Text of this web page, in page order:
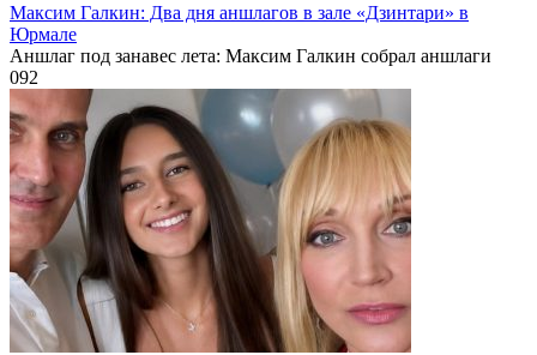
Максим Галкин: Два дня аншлагов в зале «Дзинтари» в
Юрмале
Аншлаг под занавес лета: Максим Галкин собрал аншлаги
092